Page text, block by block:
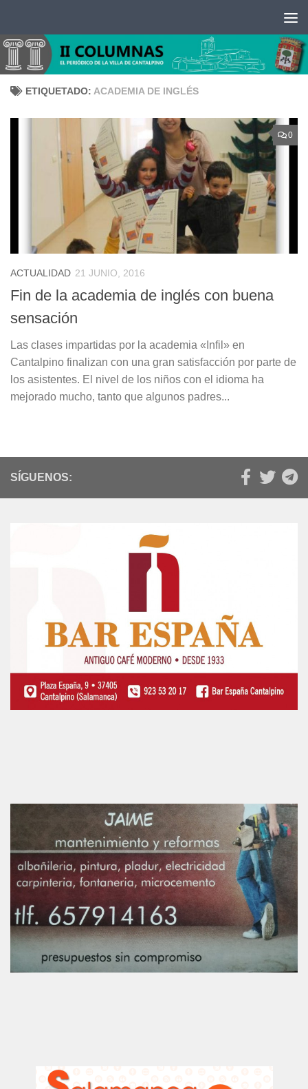
ETIQUETADO: ACADEMIA DE INGLÉS
0
ACTUALIDAD 21 JUNIO, 2016
Fin de la academia de inglés con buena
sensación
Las clases impartidas por la academia «Infil» en
Cantalpino finalizan con una gran satisfacción por parte de
los asistentes. El nivel de los niños con el idioma ha
mejorado mucho, tanto que algunos padres...
SÍGUENOS: